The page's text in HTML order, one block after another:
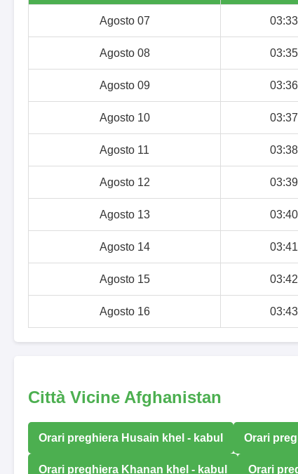
Agosto 07 03:33
Agosto 08 03:35
Agosto 09 03:36
Agosto 10 03:37
Agosto 11 03:38
Agosto 12 03:39
Agosto 13 03:40
Agosto 14 03:41
Agosto 15 03:42
Agosto 16 03:43
Città Vicine Afghanistan
Orari preghiera Husain khel - kabul Orari
Orari preghiera Khanan khel - kabul Orari